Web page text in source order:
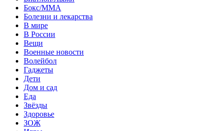
Бокс/MMA
Болезни и лекарства
В мире
В России
Вещи
Военные новости
Волейбол
Гаджеты
Дети
Дом и сад
Еда
Звёзды
Здоровье
ЗОЖ